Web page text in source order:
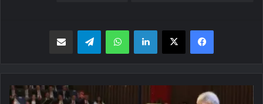
فیسبوک X لینکدین واتس اپ